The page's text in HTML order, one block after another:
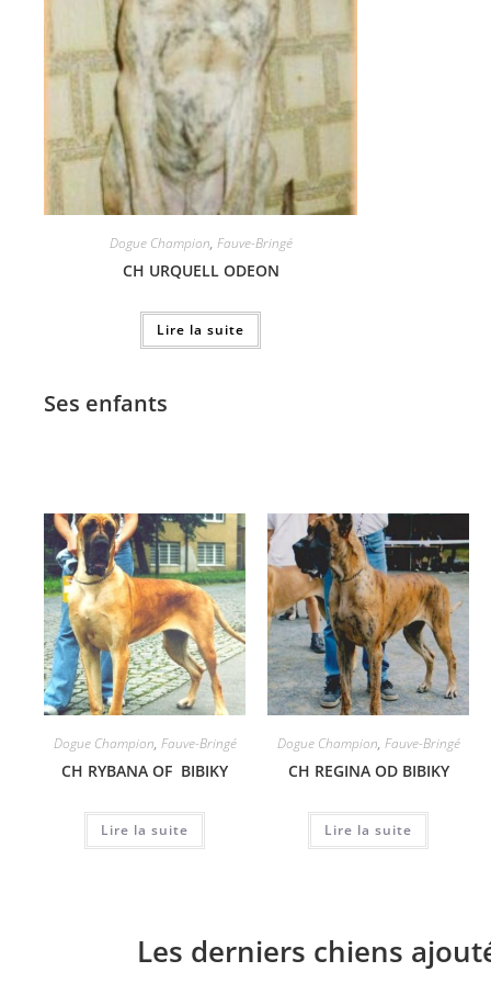
Dogue Champion, Fauve-Bringé
CH URQUELL ODEON
Lire la suite
Ses enfants
Dogue Champion, Fauve-Bringé
CH RYBANA OF BIBIKY
Lire la suite
Dogue Champion, Fauve-Bringé
CH REGINA OD BIBIKY
Lire la suite
Les derniers chiens